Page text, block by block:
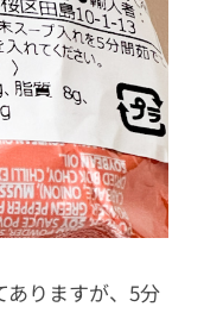
ありますが、5分